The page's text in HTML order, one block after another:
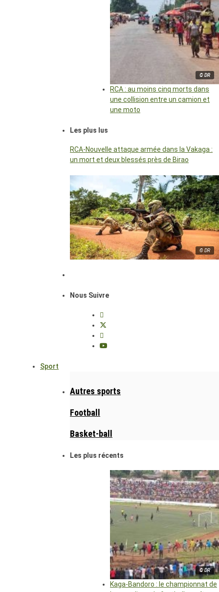
© DR
RCA : au moins cinq morts dans
une collision entre un camion et
une moto
Les plus lus
RCA-Nouvelle attaque armée dans la Vakaga :
un mort et deux blessés près de Birao
© DR
Nous Suivre
Sport
Autres sports
Football
Basket-ball
Les plus récents
© DR
Kaga-Bandoro : le championnat de